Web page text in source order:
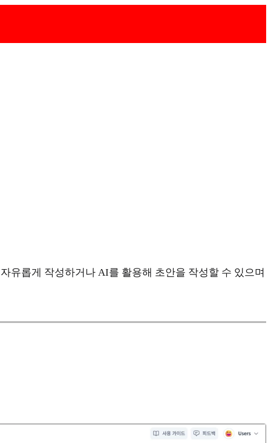
유롭게 작성하거나 AI를 활용해 초안을 작성할 수 있으며